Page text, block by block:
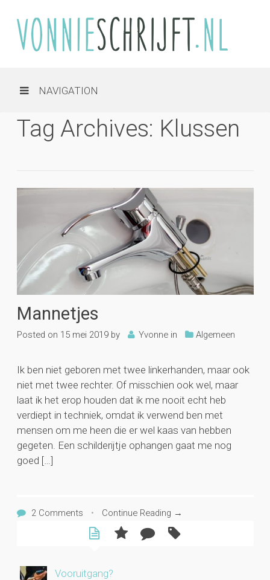
NAVIGATION
Tag Archives: Klussen
Mannetjes
Posted on 15 mei 2019 by Yvonne in Algemeen
Ik ben niet geboren met twee linkerhanden, maar ook
niet met twee rechter. Of misschien ook wel, maar
laat ik het erop houden dat ik me nooit echt heb
verdiept in techniek, omdat ik verwend ben met
mensen om me heen die er wel kaas van hebben
gegeten. Een schilderijtje ophangen gaat me nog
goed […]
2 Comments • Continue Reading →
Vooruitgang?